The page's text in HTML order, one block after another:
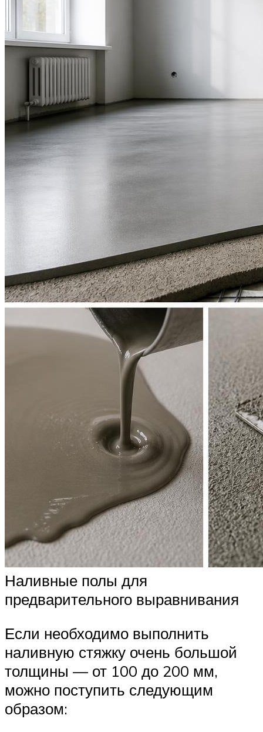
Наливные полы для
предварительного выравнивания
Если необходимо выполнить
наливную стяжку очень большой
толщины — от 100 до 200 мм,
можно поступить следующим
образом: